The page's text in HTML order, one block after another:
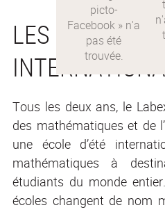
LES ÉCOLES
Tous les deux ans, le
des mathématiques et de
une école d’été
mathématiques à
étudiants du monde
écoles changent de nom